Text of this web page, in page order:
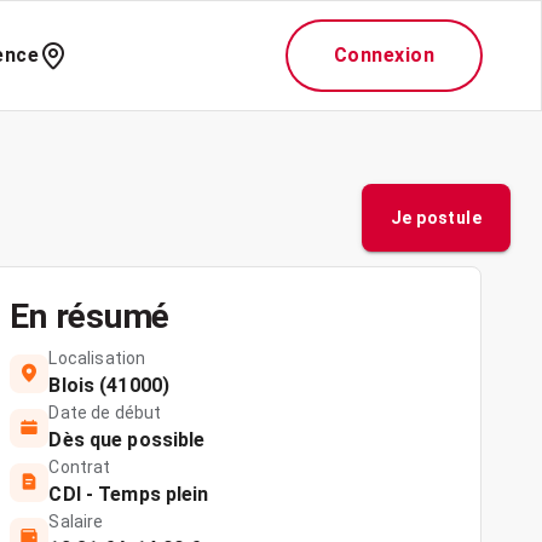
Connexion
Je postule
En résumé
Localisation
Blois (41000)
Date de début
Dès que possible
Contrat
CDI - Temps plein
Salaire